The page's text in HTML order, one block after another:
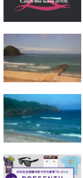
ライター/寄稿メデ
Core Surf Japan
Naoya Kimoto
mitsuteru
Yasunari Inoue
Yoshiyuki Obata
メディア
SURFMEDIA
Colors
WAVAL
波伝説アンバサ
福島寿実子
中浦“JET”章
波伝説スタッフ
☆加藤
波伝説